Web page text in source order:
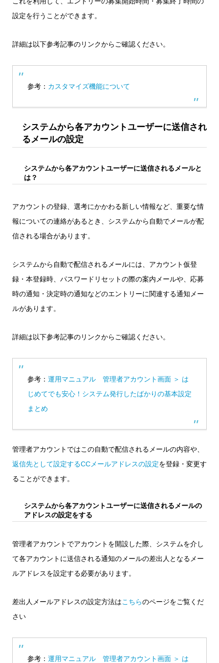
設定を行うことができます。
詳細は以下参考記事のリンクからご確認ください。
参考： カスタマイズ機能について
システムから各アカウントユーザーに送信され
るメールの設定
システムから各アカウントユーザーに送信されるメールと
は？
アカウントの登録、選考にかかわる新しい情報など、重要な情
報についての連絡があるとき、システムから自動でメールが配
信される場合があります。
システムから自動で配信されるメールには、アカウント仮登
録・本登録時、パスワードリセットの際の案内メールや、応募
時の通知・決定時の通知などのエントリーに関連する通知メー
ルがあります。
詳細は以下参考記事のリンクからご確認ください。
参考： 運用マニュアル 管理者アカウント画面 ＞ は
じめてでも安心！システム発行したばかりの基本設定
まとめ
管理者アカウントではこの自動で配信されるメールの内容や、
返信先として設定するCCメールアドレスの設定を登録・変更す
ることができます。
システムから各アカウントユーザーに送信されるメールの
アドレスの設定をする
管理者アカウントでアカウントを開設した際、システムを介し
て各アカウントに送信される通知のメールの差出人となるメー
ルアドレスを設定する必要があります。
差出人メールアドレスの設定方法はこちらのページをご覧くだ
さい
参考： 運用マニュアル 管理者アカウント画面 ＞ は